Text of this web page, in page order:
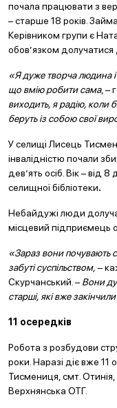
почала працювати з
– старше 18 років.
Керівником групи є
обов’язком долучатися
«Я дуже творча людина і
що вмію робити сама, –
виходить, я радію, коли
беруть із собою свої
У селищі Лисець
інвалідністю почали
дев’ять осіб. Вік – від
селищної бібліотеки.
Небайдужі люди
місцевий підприємець
«Зараз вони почувають
забуті суспільством, –
Скурчанський. – Вони
старші, які вже
11 осередків
Робота з розбудови
роки. Наразі діє вже 11
Тисмениця, смт.
Верхнянська ОТГ.